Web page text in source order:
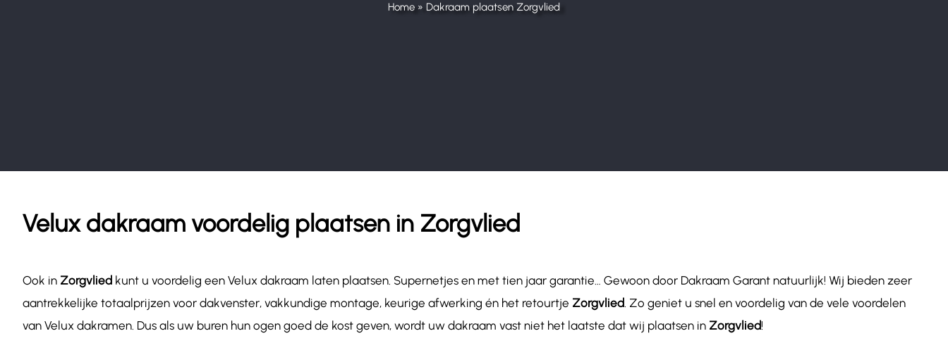
Home » Dakraam plaatsen Zorgvlied
Velux dakraam voordelig plaatsen in Zorgvlied
Ook in Zorgvlied kunt u voordelig een Velux dakraam laten plaatsen. Supernetjes en met tien jaar garantie… Gewoon door Dakraam Garant natuurlijk! Wij bieden zeer
aantrekkelijke totaalprijzen voor dakvenster, vakkundige montage, keurige afwerking én het retourtje Zorgvlied. Zo geniet u snel en voordelig van de vele voordelen
van Velux dakramen. Dus als uw buren hun ogen goed de kost geven, wordt uw dakraam vast niet het laatste dat wij plaatsen in Zorgvlied!